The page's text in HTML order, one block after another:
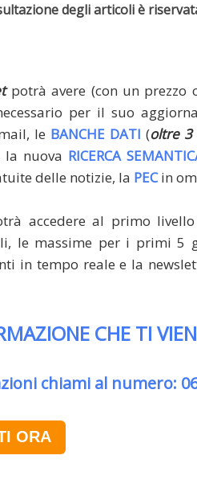
degli articoli è
potrà avere (con un prezzo
per il suo
le BANCHE DATI (oltre 3
la nuova RICERCA
delle notizie, la PECin
accedere al primo
le massime per i primi 5
in tempo reale e la
CHE TI
chiami al numero:
ORA